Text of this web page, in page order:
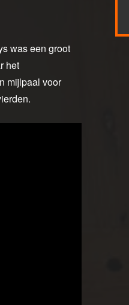
was een groot
het
mijlpaal voor